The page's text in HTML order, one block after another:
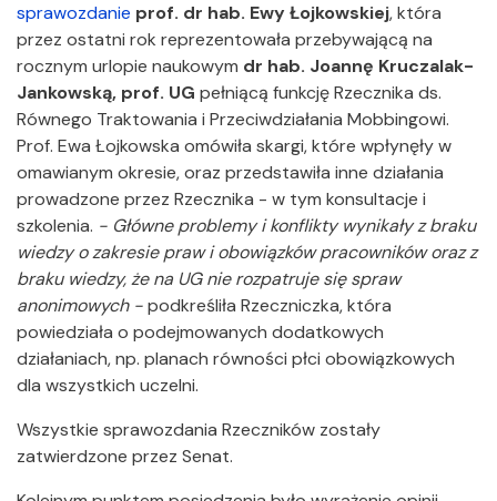
sprawozdanie prof. dr hab. Ewy Łojkowskiej, która
przez ostatni rok reprezentowała przebywającą na
rocznym urlopie naukowym dr hab. Joannę Kruczalak-
Jankowską, prof. UG pełniącą funkcję Rzecznika ds.
Równego Traktowania i Przeciwdziałania Mobbingowi.
Prof. Ewa Łojkowska omówiła skargi, które wpłynęły w
omawianym okresie, oraz przedstawiła inne działania
prowadzone przez Rzecznika - w tym konsultacje i
szkolenia. - Główne problemy i konflikty wynikały z braku
wiedzy o zakresie praw i obowiązków pracowników oraz z
braku wiedzy, że na UG nie rozpatruje się spraw
anonimowych -podkreśliła Rzeczniczka, która
powiedziała o podejmowanych dodatkowych
działaniach, np. planach równości płci obowiązkowych
dla wszystkich uczelni.
Wszystkie sprawozdania Rzeczników zostały
zatwierdzone przez Senat.